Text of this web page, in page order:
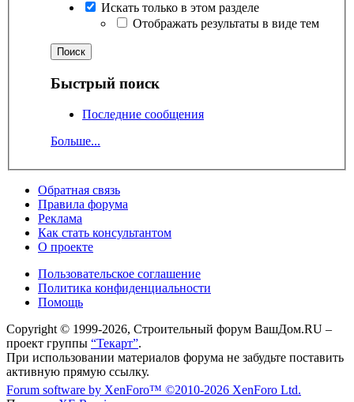
Искать только в этом разделе
Отображать результаты в виде тем
Быстрый поиск
Последние сообщения
Больше...
Обратная связь
Правила форума
Реклама
Как стать консультантом
О проекте
Пользовательское соглашение
Политика конфиденциальности
Помощь
Copyright © 1999-2026, Строительный форум ВашДом.RU –
проект группы “Текарт”.
При использовании материалов форума не забудьте поставить
активную прямую ссылку.
Forum software by XenForo™ ©2010-2026 XenForo Ltd.